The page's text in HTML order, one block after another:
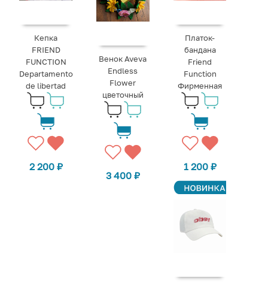
Кепка
FRIEND
FUNCTION
Departamento
de libertad
2 200 ₽
Венок Aveva
Endless
Flower
цветочный
3 400 ₽
Платок-
бандана
Friend
Function
Фирменная
1 200 ₽